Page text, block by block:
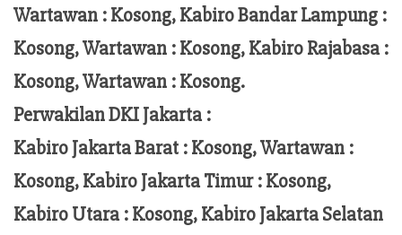
Wartawan : Kosong, Kabiro Bandar Lampung :
Kosong, Wartawan : Kosong, Kabiro Rajabasa :
Kosong, Wartawan : Kosong.
Perwakilan DKI Jakarta :
Kabiro Jakarta Barat : Kosong, Wartawan :
Kosong, Kabiro Jakarta Timur : Kosong,
Kabiro Utara : Kosong, Kabiro Jakarta Selatan